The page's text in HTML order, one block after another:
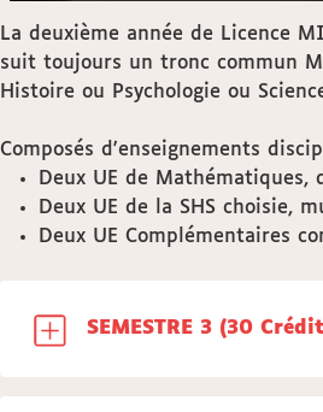
La deuxième année de Licence
suit toujours un tronc commun
Histoire ou Psychologie ou
Composés d'enseignements
Deux UE de
Deux UE de la SHS choisie,
Deux UE Complémentaires
SEMESTRE 3 (30